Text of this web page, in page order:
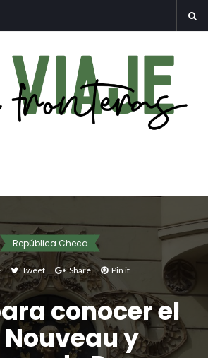
República Checa
Tweet Share Pin it
conocer el
y